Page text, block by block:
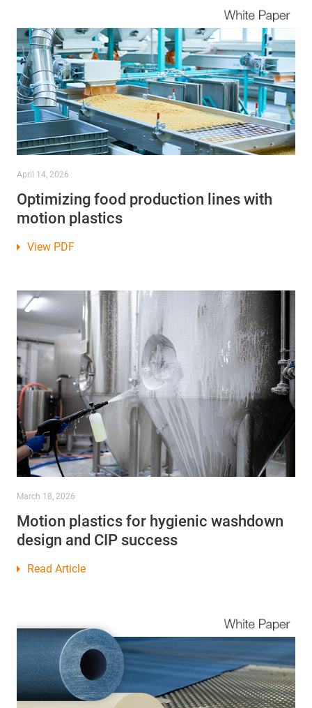
April 14, 2026
Optimizing food production lines with
motion plastics
View PDF
March 18, 2026
Motion plastics for hygienic washdown
design and CIP success
Read Article